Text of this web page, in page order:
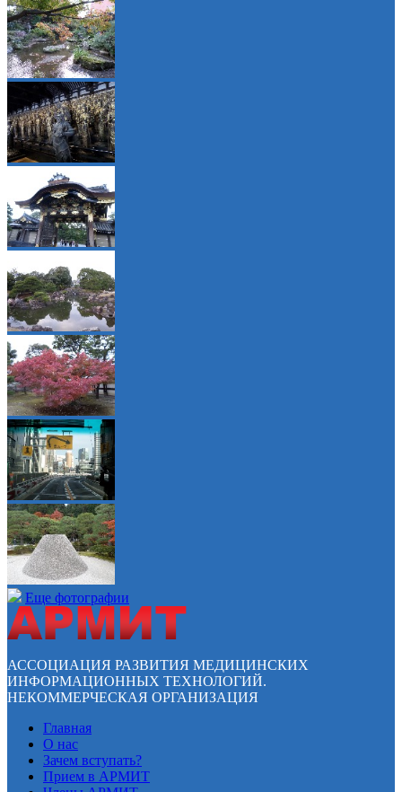
Еще фотографии
АССОЦИАЦИЯ РАЗВИТИЯ МЕДИЦИНСКИХ
ИНФОРМАЦИОННЫХ ТЕХНОЛОГИЙ.
НЕКОММЕРЧЕСКАЯ ОРГАНИЗАЦИЯ
Главная
О нас
Зачем вступать?
Прием в АРМИТ